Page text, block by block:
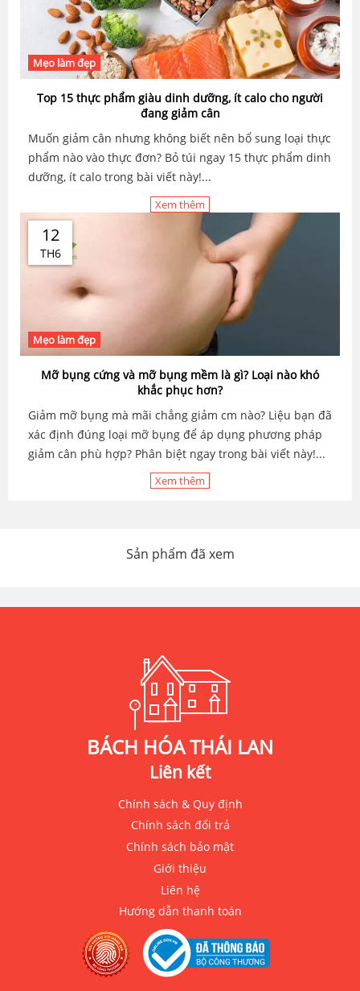
Mẹo làm đẹp
Top 15 thực phẩm giàu dinh dưỡng, ít calo cho người
đang giảm cân
Muốn giảm cân nhưng không biết nên bổ sung loại thực
phẩm nào vào thực đơn? Bỏ túi ngay 15 thực phẩm dinh
dưỡng, ít calo trong bài viết này!...
Xem thêm
12
TH6
Mẹo làm đẹp
Mỡ bụng cứng và mỡ bụng mềm là gì? Loại nào khó
khắc phục hơn?
Giảm mỡ bụng mà mãi chẳng giảm cm nào? Liệu bạn đã
xác định đúng loại mỡ bụng để áp dụng phương pháp
giảm cân phù hợp? Phân biệt ngay trong bài viết này!...
Xem thêm
Sản phẩm đã xem
BÁCH HÓA THÁI LAN
Liên kết
Chính sách & Quy định
Chính sách đổi trả
Chính sách bảo mật
Giới thiệu
Liên hệ
Hướng dẫn thanh toán